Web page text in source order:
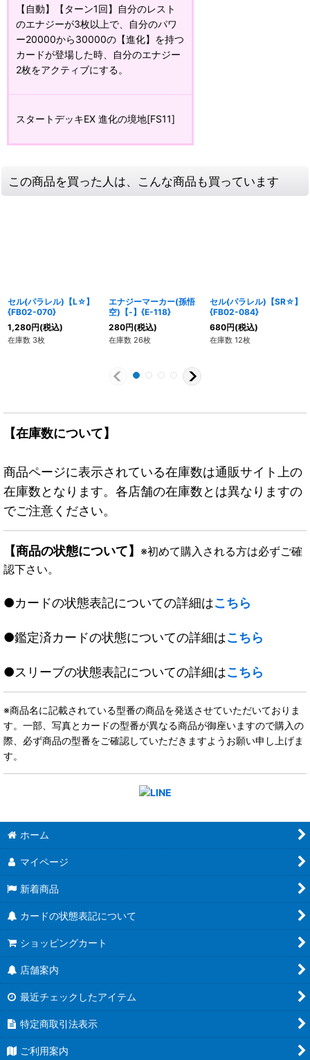
【自動】【ターン1回】自分のレスト
のエナジーが3枚以上で、自分のパワ
ー20000から30000の【進化】を持つ
カードが登場した時、自分のエナジー
2枚をアクティブにする。
スタートデッキEX 進化の境地[FS11]
この商品を買った人は、こんな商品も買っています
セル(パラレル)【L☆】
{FB02-070}
1,280円(税込)
在庫数 3枚
エナジーマーカー(孫悟
空)【-】{E-118}
280円(税込)
在庫数 26枚
セル(パラレル)【SR☆】
{FB02-084}
680円(税込)
在庫数 12枚
【在庫数について】
商品ページに表示されている在庫数は通販サイト上の
在庫数となります。各店舗の在庫数とは異なりますの
でご注意ください。
【商品の状態について】 ※初めて購入される方は必ずご確
認下さい。
●カードの状態表記についての詳細はこちら
●鑑定済カードの状態についての詳細はこちら
●スリーブの状態表記についての詳細はこちら
※商品名に記載されている型番の商品を発送させていただいておりま
す。一部、写真とカードの型番が異なる商品が御座いますので購入の
際、必ず商品の型番をご確認していただきますようお願い申し上げま
す。
ホーム
マイページ
新着商品
カードの状態表記について
ショッピングカート
店舗案内
最近チェックしたアイテム
特定商取引法表示
ご利用案内